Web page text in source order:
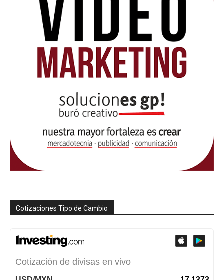
Cotizaciones Tipo de Cambio